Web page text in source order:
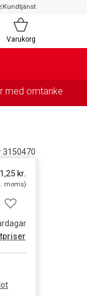
|Kundtjänst
Varukorg
med omtanke
kr.
moms)